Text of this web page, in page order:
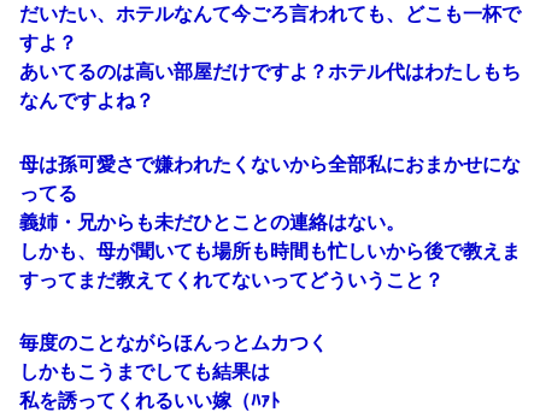
だいたい、ホテルなんて今ごろ言われても、どこも一杯で
すよ？
あいてるのは高い部屋だけですよ？ホテル代はわたしもち
なんですよね？
母は孫可愛さで嫌われたくないから全部私におまかせにな
ってる
義姉・兄からも未だひとことの連絡はない。
しかも、母が聞いても場所も時間も忙しいから後で教えま
すってまだ教えてくれてないってどういうこと？
毎度のことながらほんっとムカつく
しかもこうまでしても結果は
私を誘ってくれるいい嫁（ﾊｧﾄ